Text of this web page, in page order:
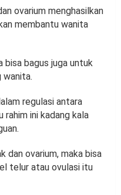
ovarium menghasilkan
membantu wanita
bisa bagus juga untuk
wanita.
regulasi antara
rahim ini kadang kala
dan ovarium, maka bisa
telur atau ovulasi itu